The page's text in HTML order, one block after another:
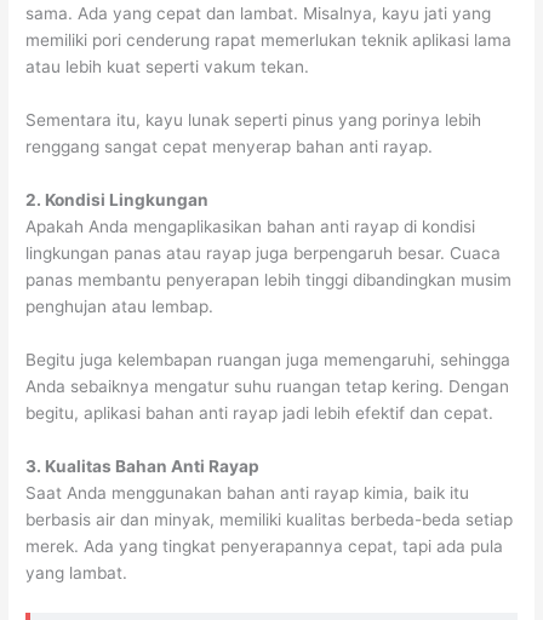
sama. Ada yang cepat dan lambat. Misalnya, kayu jati yang
memiliki pori cenderung rapat memerlukan teknik aplikasi lama
atau lebih kuat seperti vakum tekan.
Sementara itu, kayu lunak seperti pinus yang porinya lebih
renggang sangat cepat menyerap bahan anti rayap.
2. Kondisi Lingkungan
Apakah Anda mengaplikasikan bahan anti rayap di kondisi
lingkungan panas atau rayap juga berpengaruh besar. Cuaca
panas membantu penyerapan lebih tinggi dibandingkan musim
penghujan atau lembap.
Begitu juga kelembapan ruangan juga memengaruhi, sehingga
Anda sebaiknya mengatur suhu ruangan tetap kering. Dengan
begitu, aplikasi bahan anti rayap jadi lebih efektif dan cepat.
3. Kualitas Bahan Anti Rayap
Saat Anda menggunakan bahan anti rayap kimia, baik itu
berbasis air dan minyak, memiliki kualitas berbeda-beda setiap
merek. Ada yang tingkat penyerapannya cepat, tapi ada pula
yang lambat.